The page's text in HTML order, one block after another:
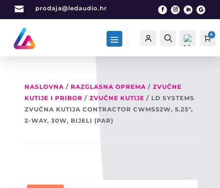
 prodaja@ledaudio.hr
Račun Traži
List
a
0
NASLOVNA/ RAZGLASNA OPREMA/ ZVUČNE
KUTIJE I PRIBOR / ZVUČNE KUTIJE / LD SYSTEMS
ZVUČNA KUTIJA CONTRACTOR CWMS52W, 5.25″,
2-WAY, 30W, BIJELI (PAR)